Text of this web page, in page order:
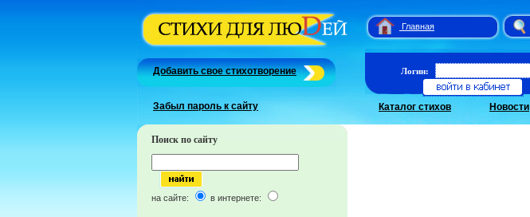
Главная
Добавить свое стихотворение
Забыл пароль к сайту
Логин:
Каталог стихов Новости
Поиск по сайту
на сайте: в интернете: